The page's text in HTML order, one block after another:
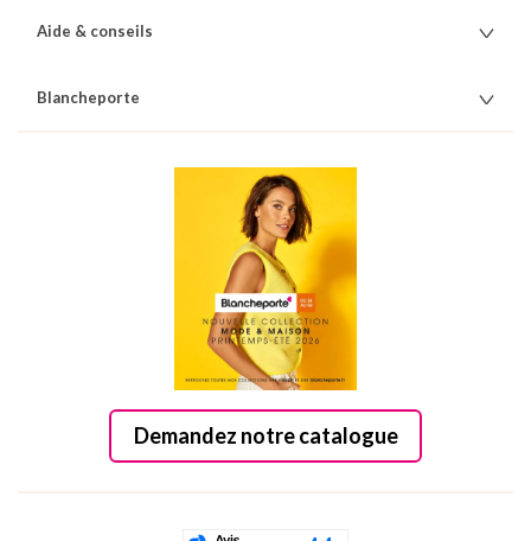
Demandez notre catalogue
Aide & conseils
Blancheporte